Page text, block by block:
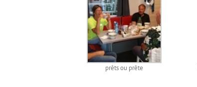
prêts ou prête